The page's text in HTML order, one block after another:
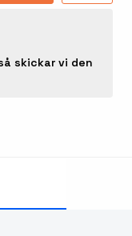
skickar vi den